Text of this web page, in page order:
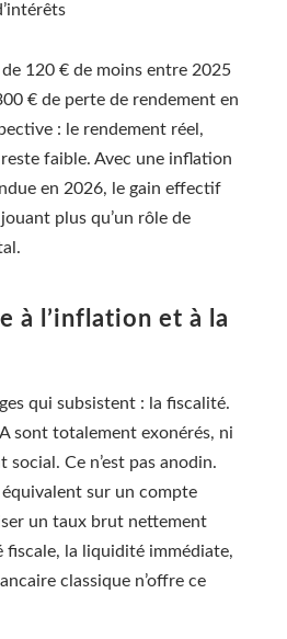
120 € de moins entre 2025
€ de perte de rendement en
: le rendement réel,
faible. Avec une inflation
en 2026, le gain effectif
plus qu’un rôle de
à l’inflation et à la
qui subsistent : la fiscalité.
sont totalement exonérés, ni
Ce n’est pas anodin.
sur un compte
un taux brut nettement
fiscale, la liquidité immédiate,
classique n’offre ce